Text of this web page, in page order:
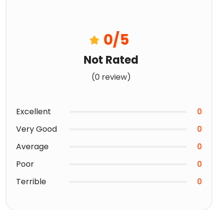
0/5
Not Rated
(0 review)
Excellent
0
Very Good
0
Average
0
Poor
0
Terrible
0